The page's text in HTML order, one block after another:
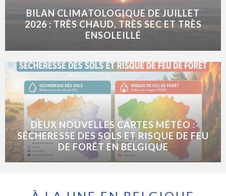
BILAN CLIMATOLOGIQUE DE JUILLET
2026 : TRÈS CHAUD, TRÈS SEC ET TRÈS
ENSOLEILLÉ
DEUX NOUVELLES CARTES MÉTÉO :
SÉCHERESSE DES SOLS ET RISQUE DE FEU
DE FORÊT EN BELGIQUE